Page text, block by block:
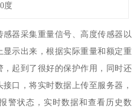
度
器采集重量信号、高度传感器以
示出来，根据实际重量和额定重
起到了很好的保护作用，同时还
口，将实时数据上传至服务器，
警状态，实时数据和查看历史数